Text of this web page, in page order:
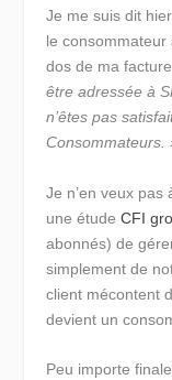
Je me suis dit
le consommateur
dos de ma
être adressée à
n’êtes pas
Consommateurs.
Je n’en veux pas
une étudeCFI
abonnés) de
simplement de
client mécontent
devient un
Peu importe